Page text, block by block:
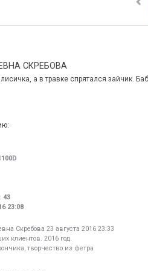
СКРЕБОВА
а в травке спрятался зайчик.
43
23:08
Скребова 23 августа 2016 23:33
клиентов. 2016 год.
творчество из фетра